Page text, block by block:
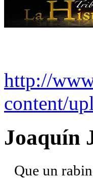
http://
content/
Joaquín
Que un